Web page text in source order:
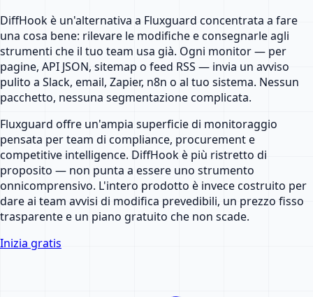
DiffHook è un'alternativa a Fluxguard concentrata a fare
una cosa bene: rilevare le modifiche e consegnarle agli
strumenti che il tuo team usa già. Ogni monitor — per
pagine, API JSON, sitemap o feed RSS — invia un avviso
pulito a Slack, email, Zapier, n8n o al tuo sistema. Nessun
pacchetto, nessuna segmentazione complicata.
Fluxguard offre un'ampia superficie di monitoraggio
pensata per team di compliance, procurement e
competitive intelligence. DiffHook è più ristretto di
proposito — non punta a essere uno strumento
onnicomprensivo. L'intero prodotto è invece costruito per
dare ai team avvisi di modifica prevedibili, un prezzo fisso
trasparente e un piano gratuito che non scade.
Inizia gratis